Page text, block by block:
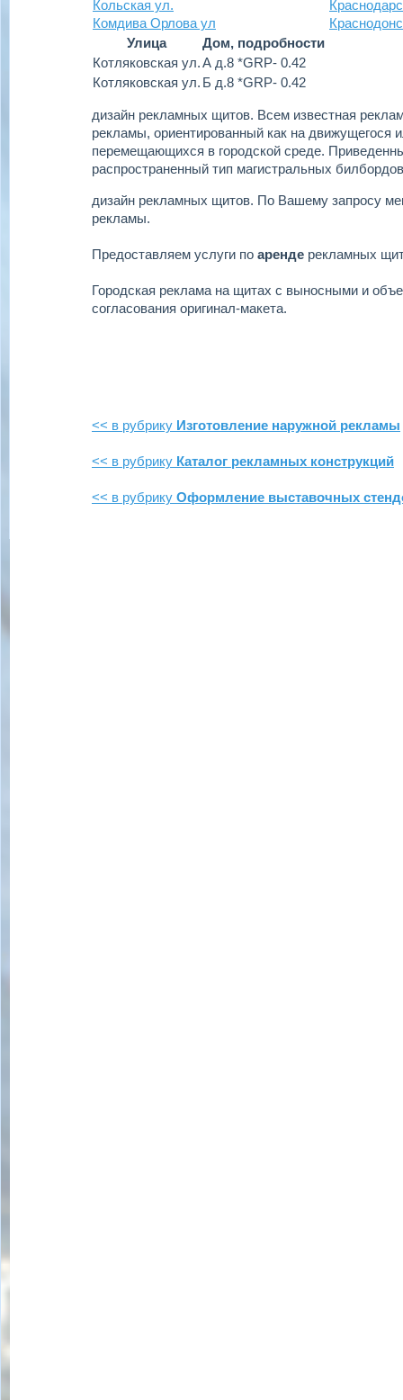
Кольская ул.
Комдива Орлова ул
Улица
Дом, подробности
Котляковская ул.А д.8 *GRP- 0.42
Котляковская ул. Б д.8 *GRP- 0.42
дизайн рекламных щитов. Всем известная
рекламы, ориентированный как на движущегося
перемещающихся в городской среде.
распространенный тип магистральных
дизайн рекламных щитов. По Вашему запросу
рекламы.
Предоставляем услуги по аренде рекламных
Городская реклама на щитах с выносными и
согласования оригинал-макета.
<< в рубрику Изготовление наружной рекламы
<< в рубрику Каталог рекламных конструкций
<< в рубрику Оформление выставочных